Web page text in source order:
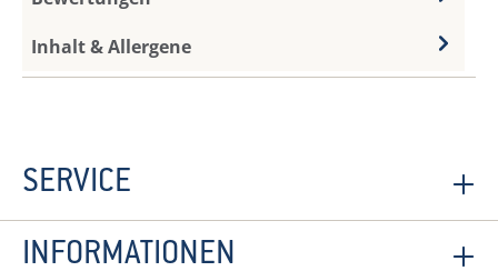
Inhalt & Allergene
SERVICE
INFORMATIONEN